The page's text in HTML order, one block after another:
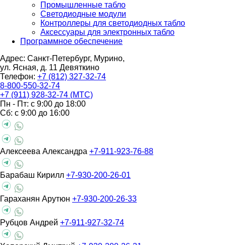
Промышленные табло
Светодиодные модули
Контроллеры для светодиодных табло
Аксессуары для электронных табло
Программное обеспечение
Адрес: Санкт-Петербург, Мурино,
ул. Ясная, д. 11 Девяткино
Телефон: +7 (812) 327-32-74
8-800-550-32-74
+7 (911) 928-32-74 (МТС)
Пн - Пт: с 9:00 до 18:00
Сб: с 9:00 до 16:00
Алексеева Александра +7-911-923-76-88
Барабаш Кирилл +7-930-200-26-01
Гараханян Арутюн +7-930-200-26-33
Рубцов Андрей +7-911-927-32-74